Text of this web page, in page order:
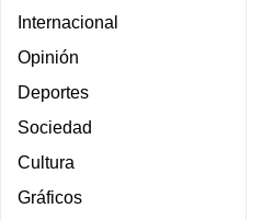
Internacional
Opinión
Deportes
Sociedad
Cultura
Gráficos